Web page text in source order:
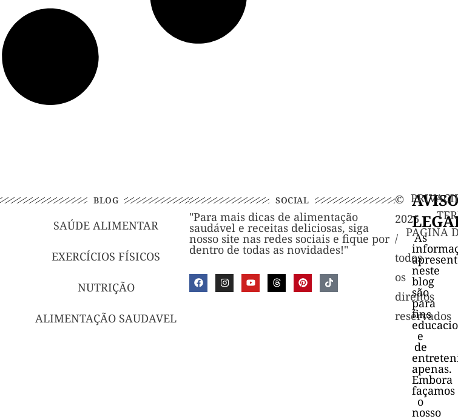
BLOG
SAÚDE ALIMENTAR
EXERCÍCIOS FÍSICOS
NUTRIÇÃO
ALIMENTAÇÃO SAUDAVEL
SOCIAL
"Para mais dicas de alimentação
saudável e receitas deliciosas, siga
nosso site nas redes sociais e fique por
dentro de todas as novidades!"
©️
2026
/
todos
os
direitos
reservados
PAGINA
As
neste
blog
são
para
fins
e
de
apenas.
Embora
façamos
o
nosso